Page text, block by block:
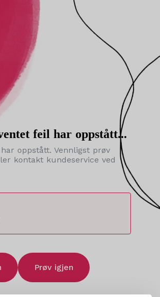
feil har oppstått...
oppstått. Vennligst prøv
kontakt kundeservice ved
Prøv igjen